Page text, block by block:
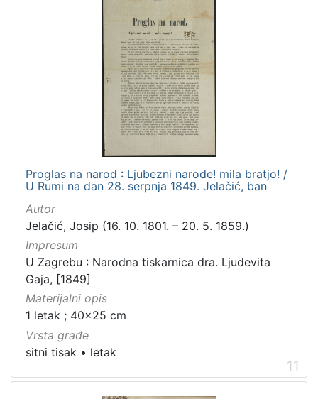
Proglas na narod : Ljubezni narode! mila bratjo! /
U Rumi na dan 28. serpnja 1849. Jelačić, ban
Autor
Jelačić, Josip (16. 10. 1801. – 20. 5. 1859.)
Impresum
U Zagrebu : Narodna tiskarnica dra. Ljudevita
Gaja, [1849]
Materijalni opis
1 letak ; 40x25 cm
Vrsta građe
sitni tisak • letak
11